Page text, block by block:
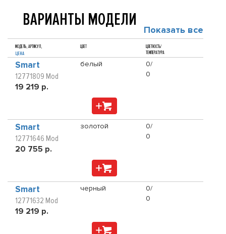
ВАРИАНТЫ МОДЕЛИ Показать все
МОДЕЛЬ, АРТИКУЛ,
ЦЕНА
ЦВЕТ
ЦВЕТНОСТЬ/
ТЕМПЕРАТУРА
Smart
12771809 Mod
19 219 р.
белый
0/
0
Smart
12771646 Mod
20 755 р.
золотой
0/
0
Smart
12771632 Mod
19 219 р.
черный
0/
0